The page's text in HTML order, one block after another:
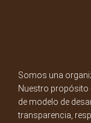
Somos una
Nuestro propósito
de modelo de
transparencia,